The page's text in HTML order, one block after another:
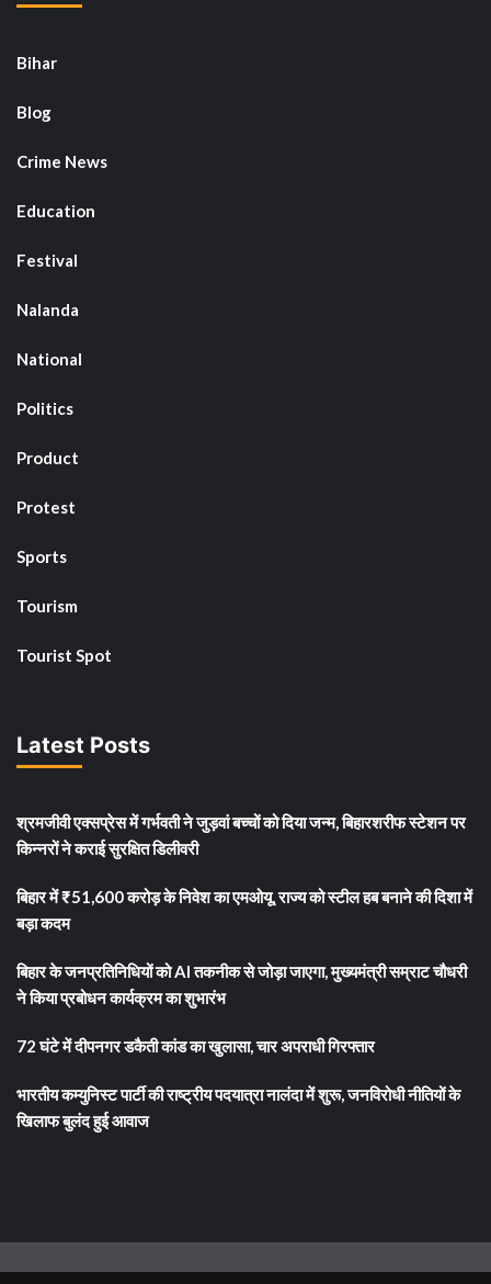
Bihar
Blog
Crime News
Education
Festival
Nalanda
National
Politics
Product
Protest
Sports
Tourism
Tourist Spot
Latest Posts
श्रमजीवी एक्सप्रेस में गर्भवती ने जुड़वां बच्चों को दिया जन्म, बिहारशरीफ स्टेशन पर
किन्नरों ने कराई सुरक्षित डिलीवरी
बिहार में ₹51,600 करोड़ के निवेश का एमओयू, राज्य को स्टील हब बनाने की दिशा में
बड़ा कदम
बिहार के जनप्रतिनिधियों को AI तकनीक से जोड़ा जाएगा, मुख्यमंत्री सम्राट चौधरी
ने किया प्रबोधन कार्यक्रम का शुभारंभ
72 घंटे में दीपनगर डकैती कांड का खुलासा, चार अपराधी गिरफ्तार
भारतीय कम्युनिस्ट पार्टी की राष्ट्रीय पदयात्रा नालंदा में शुरू, जनविरोधी नीतियों के
खिलाफ बुलंद हुई आवाज